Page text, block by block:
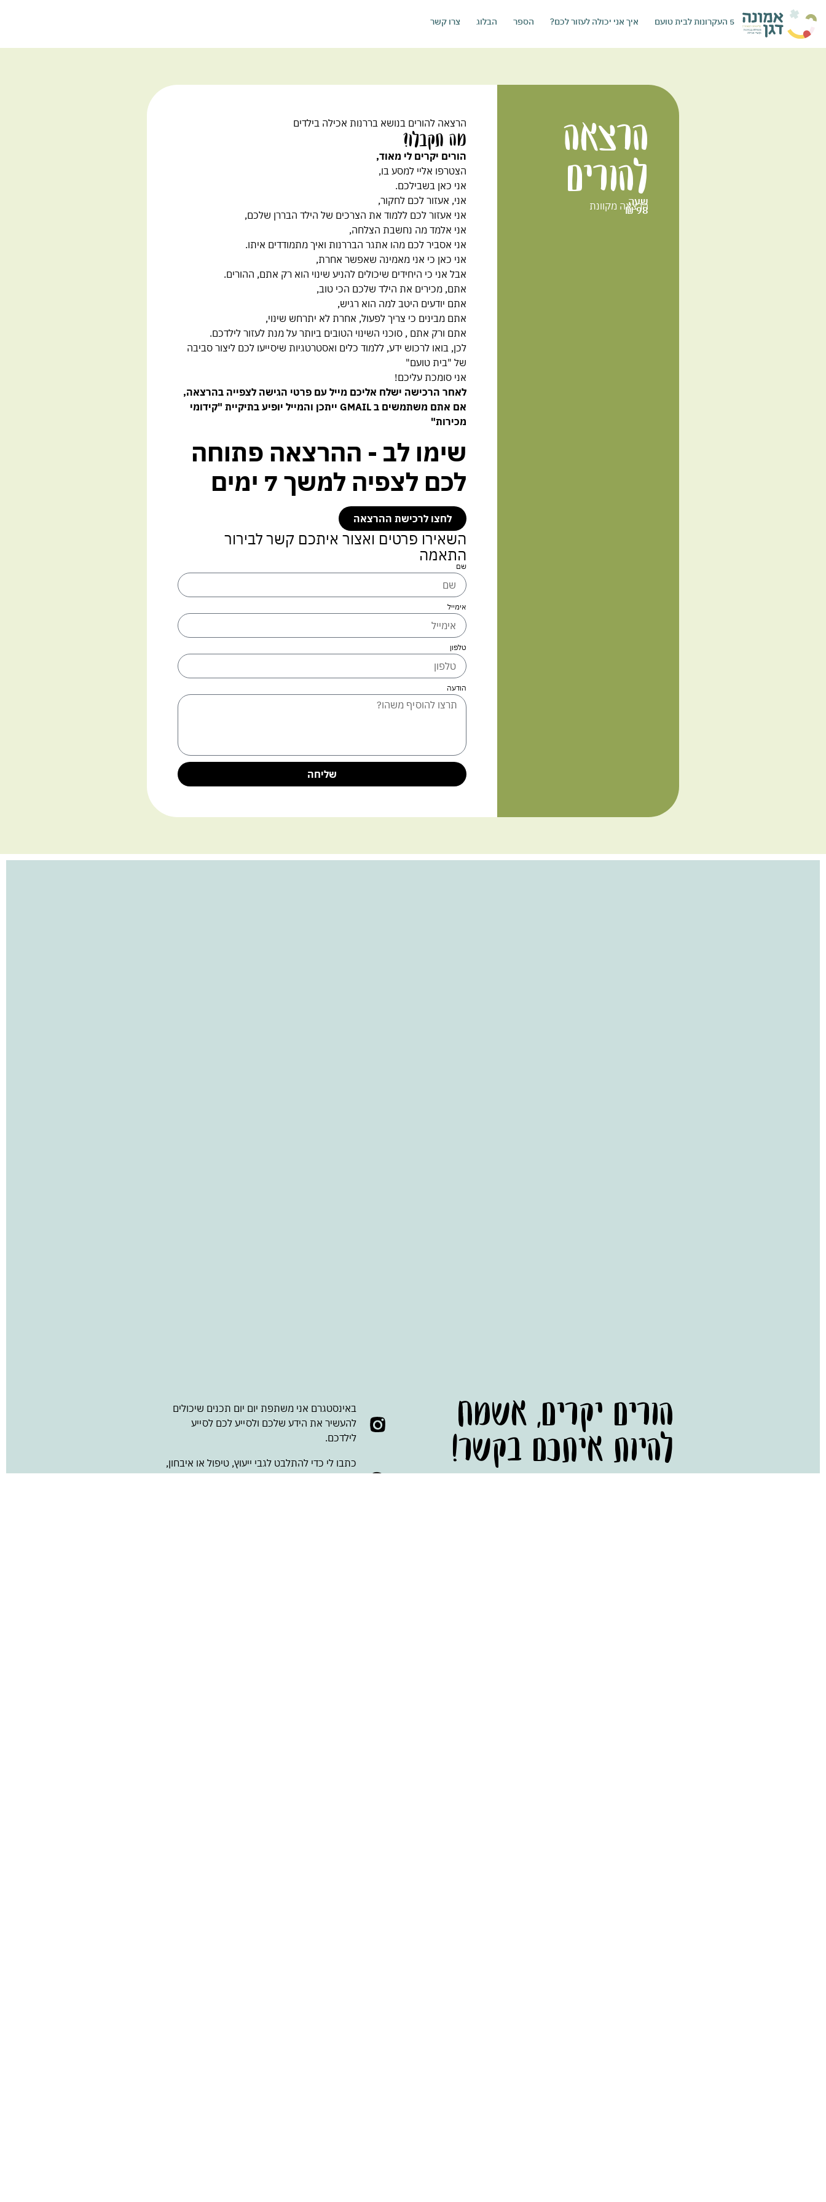
5 העקרונות לבית טועם איך אני יכולה לעזור לכם? הספר הבלוג צרו קשר
הרצאה
להורים
שעה
הרצאה מקוונת
98 ₪
הרצאה להורים בנושא בררנות אכילה בילדים
מה תקבלו?
הורים יקרים לי מאוד,
הצטרפו אליי למסע בו,
אני כאן בשבילכם.
אני, אעזור לכם לחקור,
אני אעזור לכם ללמוד את הצרכים של הילד הבררן שלכם,
אני אלמד מה נחשבת הצלחה,
אני אסביר לכם מהו אתגר הבררנות ואיך מתמודדים איתו.
אני כאן כי אני מאמינה שאפשר אחרת,
אבל אני כי היחידים שיכולים להניע שינוי הוא רק אתם, ההורים.
אתם, מכירים את הילד שלכם הכי טוב,
אתם יודעים היטב למה הוא רגיש,
אתם מבינים כי צריך לפעול, אחרת לא יתרחש שינוי,
אתם ורק אתם , סוכני השינוי הטובים ביותר על מנת לעזור לילדכם.
לכן, בואו לרכוש ידע, ללמוד כלים ואסטרטגיות שיסייעו לכם ליצור סביבה
של "בית טועם"
אני סומכת עליכם!
לאחר הרכישה ישלח אליכם מייל עם פרטי הגישה לצפייה בהרצאה,
אם אתם משתמשים ב GMAIL ייתכן והמייל יופיע בתיקיית "קידומי
מכירות"
שימו לב - ההרצאה פתוחה
לכם לצפיה למשך 7 ימים
לחצו לרכישת ההרצאה
השאירו פרטים ואצור איתכם קשר לבירור
התאמה
שם
אימייל
טלפון
הודעה
שליחה
הורים יקרים, אשמח
להיות איתכם בקשר!
באינסטגרם אני משתפת יום יום תכנים שיכולים
להעשיר את הידע שלכם ולסייע לכם לסייע
לילדכם.
כתבו לי כדי להתלבט לגבי ייעוץ, טיפול או איבחון,
כדי לתאם פגישה או מכל סיבה אחרת, ואחזור